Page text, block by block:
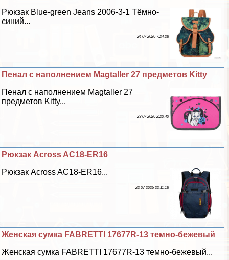
Рюкзак Blue-green Jeans 2006-3-1 Тёмно-
синий...
24 07 2026 7:24:28
Пенал с наполнением Magtaller 27 предметов Kitty
Пенал с наполнением Magtaller 27
предметов Kitty...
23 07 2026 2:20:40
Рюкзак Across AC18-ER16
Рюкзак Across AC18-ER16...
22 07 2026 22:11:18
Женская сумка FABRETTI 17677R-13 темно-бежевый
Женская сумка FABRETTI 17677R-13 темно-бежевый...